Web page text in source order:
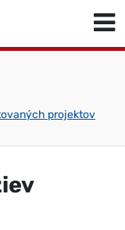
projektov